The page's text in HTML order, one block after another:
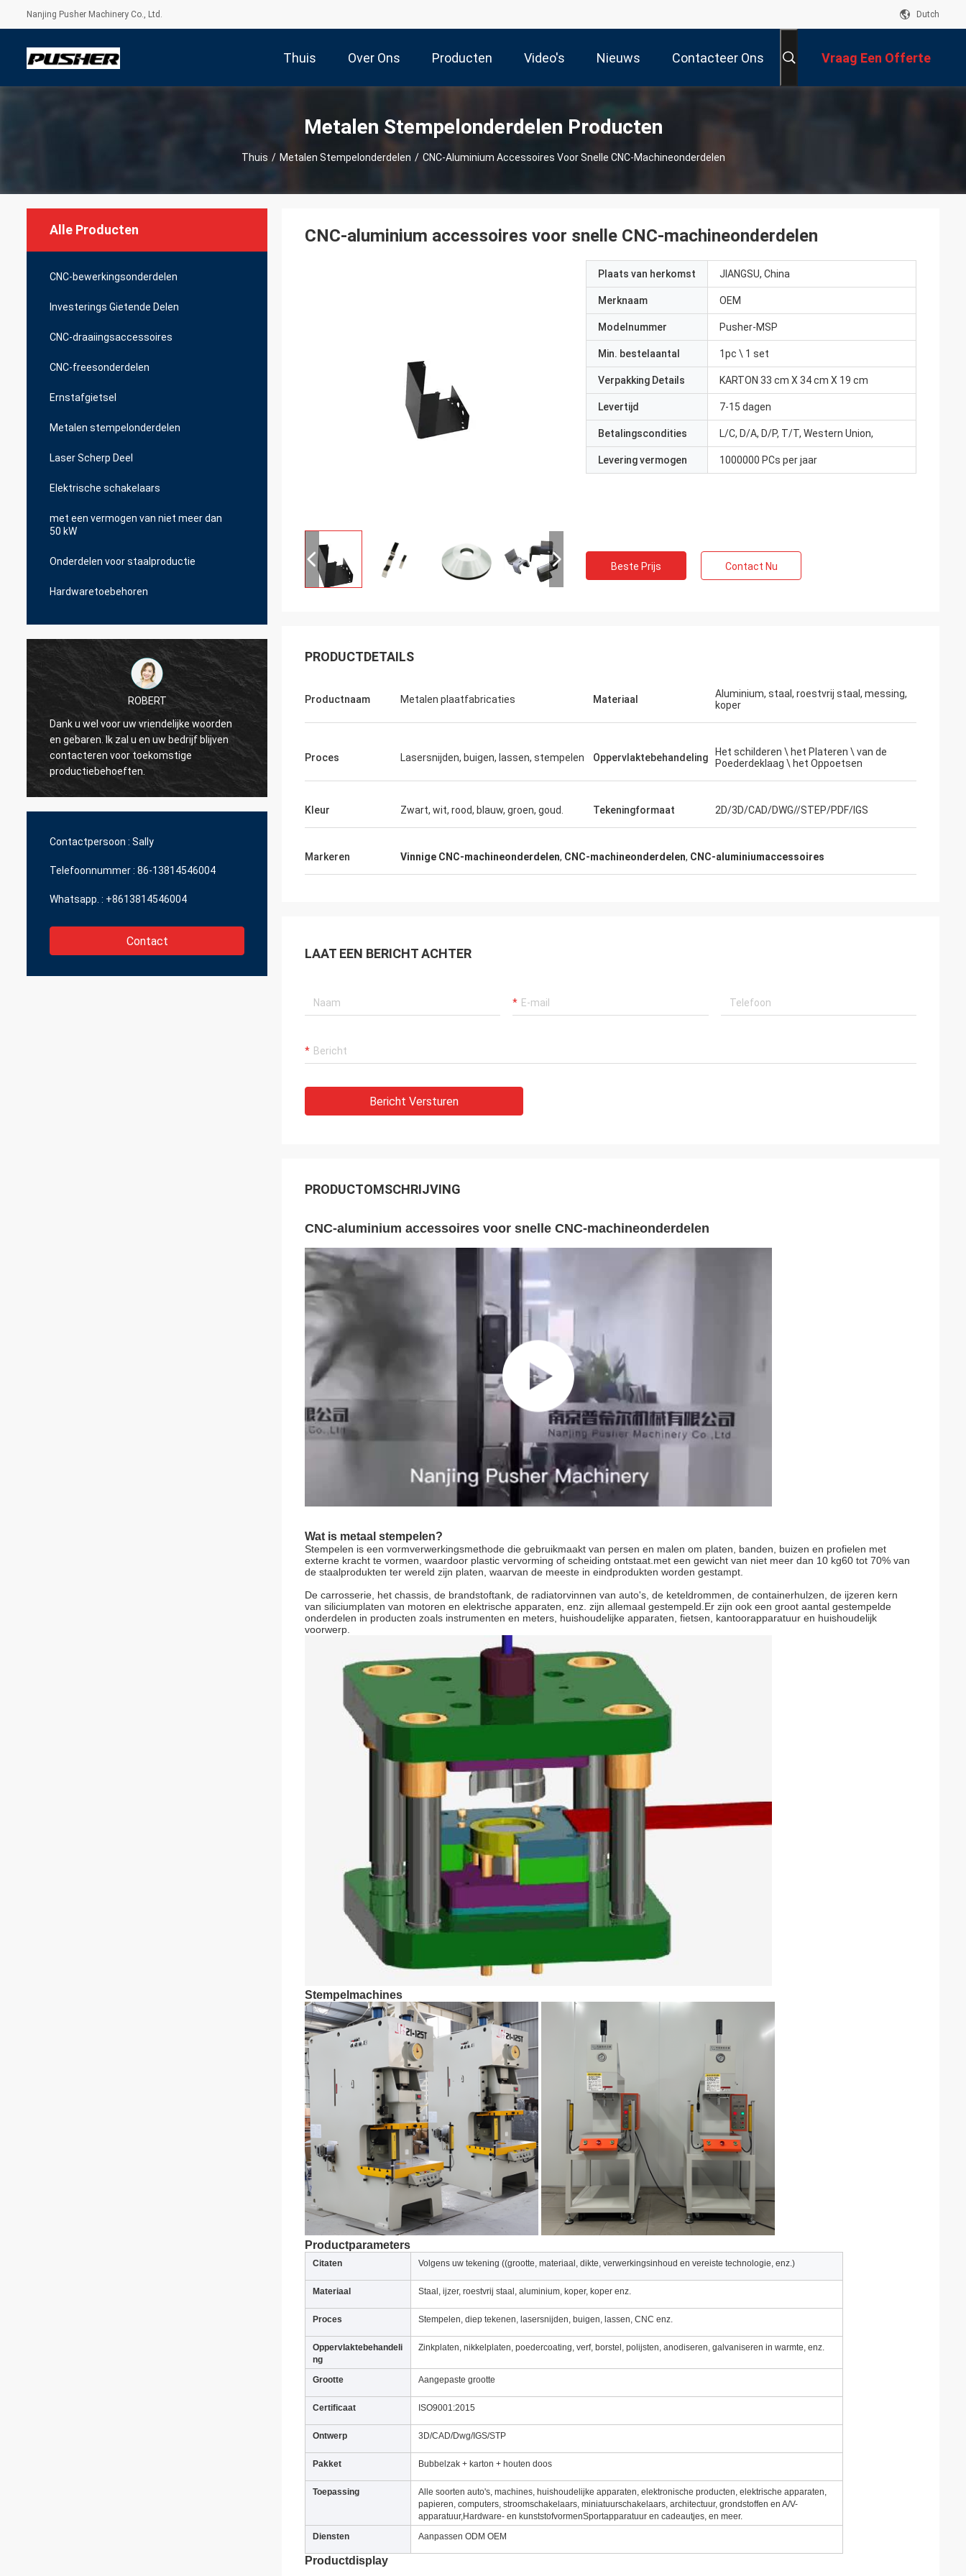
Nanjing Pusher Machinery Co., Ltd. Dutch
Thuis Over Ons Producten Video's Nieuws Contacteer Ons Vraag Een Offerte
Metalen Stempelonderdelen Producten
Thuis / Metalen Stempelonderdelen / CNC-Aluminium Accessoires Voor Snelle CNC-Machineonderdelen
Alle Producten
CNC-bewerkingsonderdelen
Investerings Gietende Delen
CNC-draaiingsaccessoires
CNC-freesonderdelen
Ernstafgietsel
Metalen stempelonderdelen
Laser Scherp Deel
Elektrische schakelaars
met een vermogen van niet meer dan
50 kW
Onderdelen voor staalproductie
Hardwaretoebehoren
ROBERT
Dank u wel voor uw vriendelijke woorden
en gebaren. Ik zal u en uw bedrijf blijven
contacteren voor toekomstige
productiebehoeften.
erg aardig en behulpzaam voor ons zijn.
uitstekende communicatie.
Contactpersoon : Sally
Telefoonnummer : 86-13814546004
Whatsapp. : +8613814546004
Contact
CNC-aluminium accessoires voor snelle CNC-machineonderdelen
Plaats van herkomst JIANGSU, China
Merknaam OEM
Modelnummer Pusher-MSP
Min. bestelaantal 1pc \ 1 set
Verpakking Details KARTON 33 cm X 34 cm X 19 cm
Levertijd 7-15 dagen
Betalingscondities L/C, D/A, D/P, T/T, Western Union,
Levering vermogen 1000000 PCs per jaar
Beste Prijs Contact Nu
PRODUCTDETAILS
Productnaam Metalen plaatfabricaties Materiaal
Aluminium, staal, roestvrij staal, messing,
koper
Proces Lasersnijden, buigen, lassen, stempelen Oppervlaktebehandeling
Het schilderen \ het Plateren \ van de
Poederdeklaag \ het Oppoetsen
Kleur Zwart, wit, rood, blauw, groen, goud. Tekeningformaat 2D/3D/CAD/DWG//STEP/PDF/IGS
Markeren Vinnige CNC-machineonderdelen, CNC-machineonderdelen, CNC-aluminiumaccessoires
LAAT EEN BERICHT ACHTER
Bericht Versturen
PRODUCTOMSCHRIJVING
CNC-aluminium accessoires voor snelle CNC-machineonderdelen
Wat is metaal stempelen?
Stempelen is een vormverwerkingsmethode die gebruikmaakt van persen en malen om platen, banden, buizen en profielen met
externe kracht te vormen, waardoor plastic vervorming of scheiding ontstaat.met een gewicht van niet meer dan 10 kg60 tot 70% van
de staalprodukten ter wereld zijn platen, waarvan de meeste in eindprodukten worden gestampt.
De carrosserie, het chassis, de brandstoftank, de radiatorvinnen van auto's, de keteldrommen, de containerhulzen, de ijzeren kern
van siliciumplaten van motoren en elektrische apparaten, enz. zijn allemaal gestempeld.Er zijn ook een groot aantal gestempelde
onderdelen in producten zoals instrumenten en meters, huishoudelijke apparaten, fietsen, kantoorapparatuur en huishoudelijk
voorwerp.
Stempelmachines
Productparameters
Citaten Volgens uw tekening ((grootte, materiaal, dikte, verwerkingsinhoud en vereiste technologie, enz.)
Materiaal Staal, ijzer, roestvrij staal, aluminium, koper, koper enz.
Proces Stempelen, diep tekenen, lasersnijden, buigen, lassen, CNC enz.
Oppervlaktebehandeli
ng
Zinkplaten, nikkelplaten, poedercoating, verf, borstel, polijsten, anodiseren, galvaniseren in warmte, enz.
Grootte Aangepaste grootte
Certificaat ISO9001:2015
Ontwerp 3D/CAD/Dwg/IGS/STP
Pakket Bubbelzak + karton + houten doos
Toepassing
Alle soorten auto's, machines, huishoudelijke apparaten, elektronische producten, elektrische apparaten,
papieren, computers, stroomschakelaars, miniatuurschakelaars, architectuur, grondstoffen en A/V-
apparatuur,Hardware- en kunststofvormenSportapparatuur en cadeautjes, en meer.
Diensten
Aanpassen ODM OEM
Productdisplay